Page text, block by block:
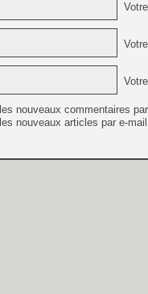
nouveaux commentaires
nouveaux articles par e-